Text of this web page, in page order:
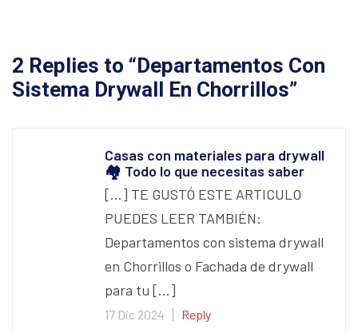
2 Replies to “Departamentos Con
Sistema Drywall En Chorrillos”
Casas con materiales para drywall
🏘️ Todo lo que necesitas saber
[…] TE GUSTÓ ESTE ARTICULO
PUEDES LEER TAMBIÉN:
Departamentos con sistema drywall
en Chorrillos o Fachada de drywall
para tu […]
17 Dic 2024 Reply